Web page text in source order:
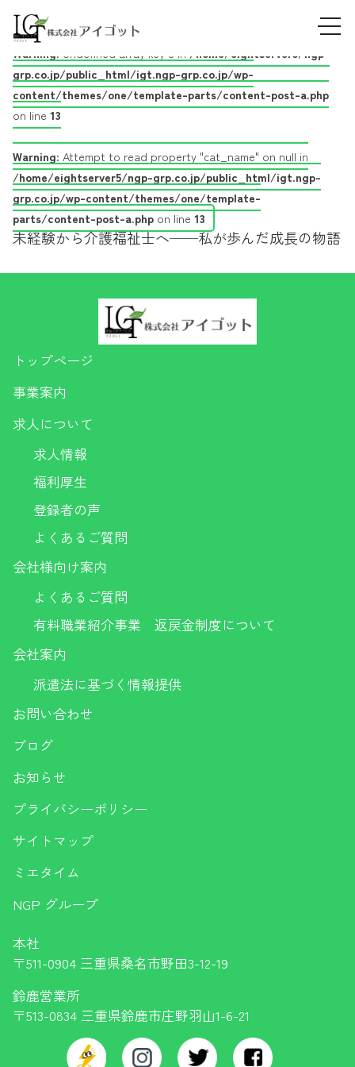
Skip
to
介護福祉士
2025.09.29
Warning: Undefined array key 0 in /home/eightserver5/ngp-
grp.co.jp/public_html/igt.ngp-grp.co.jp/wp-
content/themes/one/template-parts/content-post-a.php
on line 13
Warning: Attempt to read property "cat_name" on null in
/home/eightserver5/ngp-grp.co.jp/public_html/igt.ngp-
grp.co.jp/wp-content/themes/one/template-
parts/content-post-a.php on line 13
未経験から介護福祉士へ──私が歩んだ成長の物語
トップページ
事業案内
求人について
求人情報
福利厚生
登録者の声
よくあるご質問
会社様向け案内
よくあるご質問
有料職業紹介事業 返戻金制度について
会社案内
派遣法に基づく情報提供
お問い合わせ
ブログ
お知らせ
プライバシーポリシー
サイトマップ
ミエタイム
NGP グループ
本社
〒511-0904 三重県桑名市野田3-12-19
鈴鹿営業所
〒513-0834 三重県鈴鹿市庄野羽山1-6-21